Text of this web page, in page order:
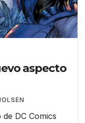
aspecto
DC Comics